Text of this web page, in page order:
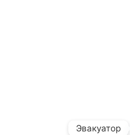
Эвакуатор